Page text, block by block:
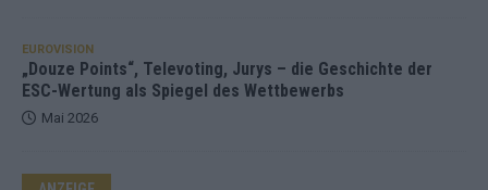
EUROVISION
„Douze Points“, Televoting, Jurys – die Geschichte der
ESC-Wertung als Spiegel des Wettbewerbs
Mai 2026